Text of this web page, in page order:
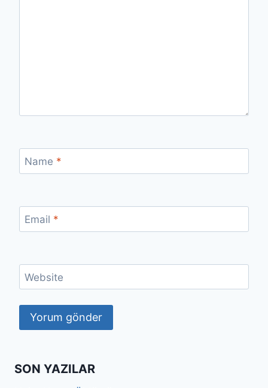
Name *
Email *
Website
SON YAZILAR